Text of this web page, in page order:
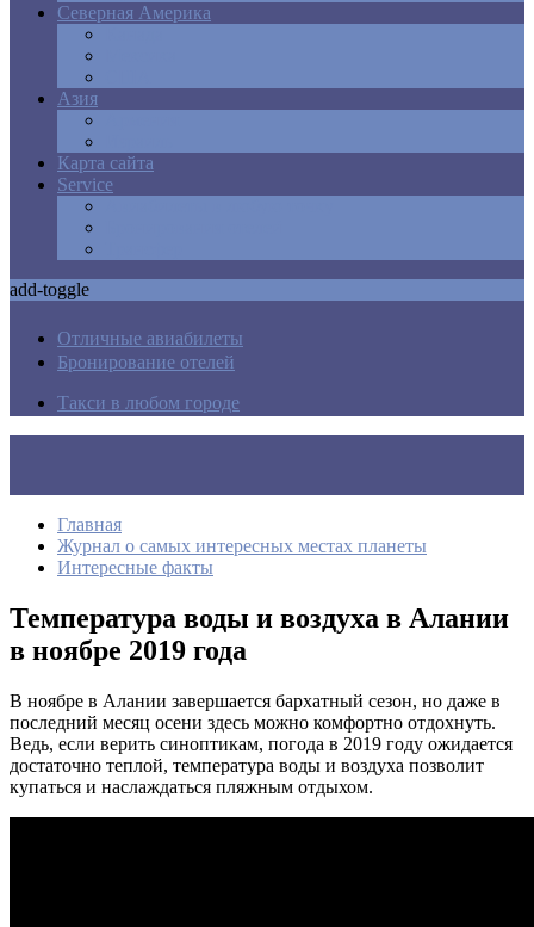
Северная Америка
Азия
Карта сайта
Service
add-toggle
Отличные авиабилеты
Бронирование отелей
Такси в любом городе
Главная
Журнал о самых интересных местах планеты
Интересные факты
Температура воды и воздуха в Алании
в ноябре 2019 года
В ноябре в Алании завершается бархатный сезон, но даже в
последний месяц осени здесь можно комфортно отдохнуть.
Ведь, если верить синоптикам, погода в 2019 году ожидается
достаточно теплой, температура воды и воздуха позволит
купаться и наслаждаться пляжным отдыхом.